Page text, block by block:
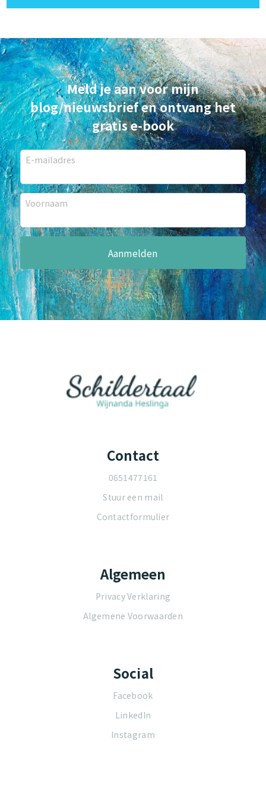
Meld je aan voor mijn
blog/nieuwsbrief en ontvang het
gratis e-book
E-mailadres
Voornaam
Contact
0651477161
Stuur een mail
Contactformulier
Algemeen
Privacy Verklaring
Algemene Voorwaarden
Social
Facebook
LinkedIn
Instagram